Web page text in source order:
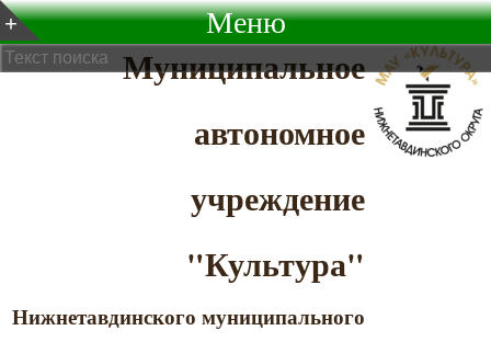
Муниципальное
автономное
учреждение
"Культура"
Нижнетавдинского муниципального
Меню